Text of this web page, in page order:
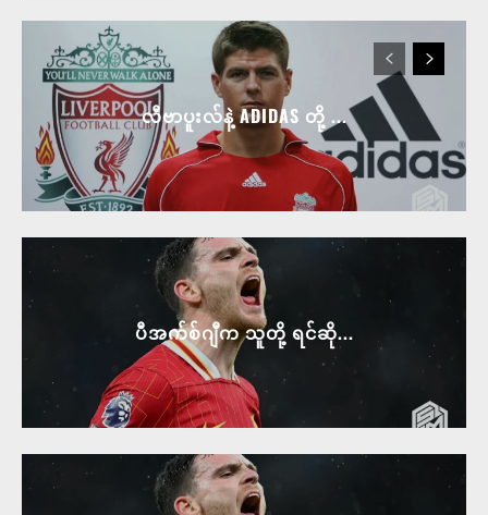
လီဗာပူးလ်နဲ့ ADIDAS တို့ ...
ပီအက်စ်ဂျီက သူတို့ ရင်ဆို...